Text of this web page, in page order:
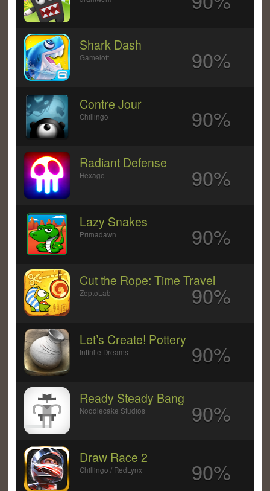
Shark Dash
Gameloft 90%
Contre Jour
Chillingo 90%
Radiant Defense
Hexage 90%
Lazy Snakes
Primadawn 90%
Cut the Rope: Time Travel
ZeptoLab 90%
Let’s Create! Pottery
Infinite Dreams 90%
Ready Steady Bang
Noodlecake Studios 90%
Draw Race 2
Chillingo / RedLynx 90%